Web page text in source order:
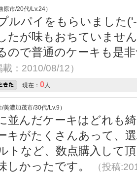
市/20代/Lv.24）
ルパイをもらいました
たが味もおちていませ
ので普通のケーキも是
：2010/08/12）
現在： 0人
美濃加茂市/30代/Lv.9）
並んだケーキはどれも
キがたくさんあって、
トなど、数点購入して
しかったです。
（投稿